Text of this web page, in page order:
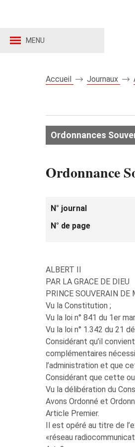
MENU
Accueil Journaux
Ordonnances
Ordonnance
N° journal
N° de page
ALBERT II
PAR LA GRACE DE DIEU
PRINCE SOUVERAIN DE
Vu la Constitution ;
Vu la loi n° 841 du 1er
Vu la loi n° 1.342 du 21
Considérant qu’il
complémentaires
l’administration et que
Considérant que cette
Vu la délibération du
Avons Ordonné et
Article Premier.
Il est opéré au titre de
«réseau